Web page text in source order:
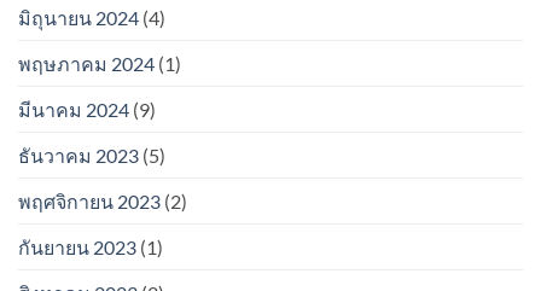
มิถุนายน 2024 (4)
พฤษภาคม 2024 (1)
มีนาคม 2024 (9)
ธันวาคม 2023 (5)
พฤศจิกายน 2023 (2)
กันยายน 2023 (1)